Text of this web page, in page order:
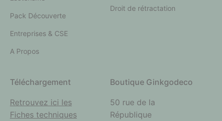
Pack Découverte
Entreprises & CSE
A Propos
Droit de rétractation
Téléchargement
Retrouvez ici les
Fiches techniques
Boutique Ginkgodeco
50 rue de la
République